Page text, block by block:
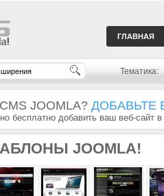
ГЛАВНАЯ
Тематика:
JOOMLA? ДОБАВЬТЕ
бесплатно добавить ваш веб-сайт
JOOMLA!